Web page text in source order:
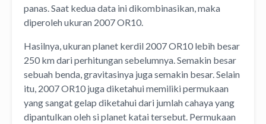
panas. Saat kedua data ini dikombinasikan, maka
diperoleh ukuran 2007 OR10.
Hasilnya, ukuran planet kerdil 2007 OR10 lebih besar
250 km dari perhitungan sebelumnya. Semakin besar
sebuah benda, gravitasinya juga semakin besar. Selain
itu, 2007 OR10 juga diketahui memiliki permukaan
yang sangat gelap diketahui dari jumlah cahaya yang
dipantulkan oleh si planet katai tersebut. Permukaan